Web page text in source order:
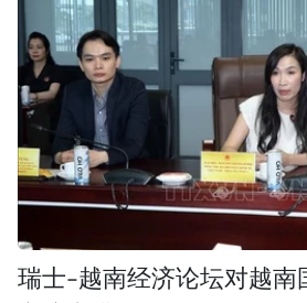
瑞士-越南经济论坛对越南